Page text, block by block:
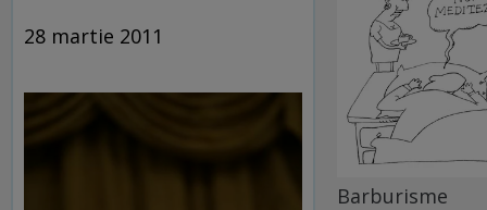
28 martie 2011
Barburisme